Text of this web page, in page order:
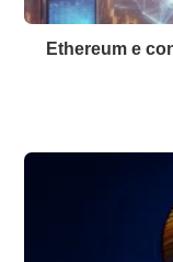
Ethereum e